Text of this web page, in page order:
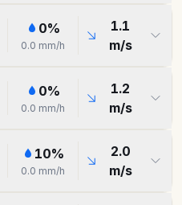
0%
0.0 mm/h
1.1
m/s
0%
0.0 mm/h
1.2
m/s
10%
0.0 mm/h
2.0
m/s